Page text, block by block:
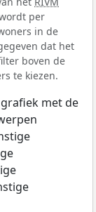
per
in de
dat het
boven de
te kiezen.
met de